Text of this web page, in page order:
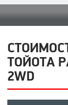
ТОЙОТА
2WD